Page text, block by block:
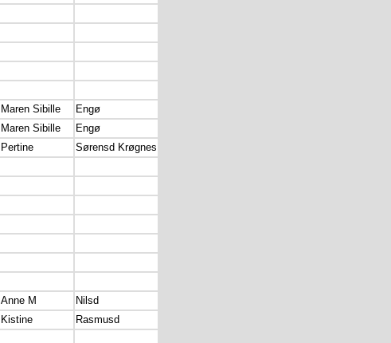
Maren Sibille
Engø
Maren Sibille
Engø
Pertine
Sørensd Krøgnes
Anne M
Nilsd
Kistine
Rasmusd